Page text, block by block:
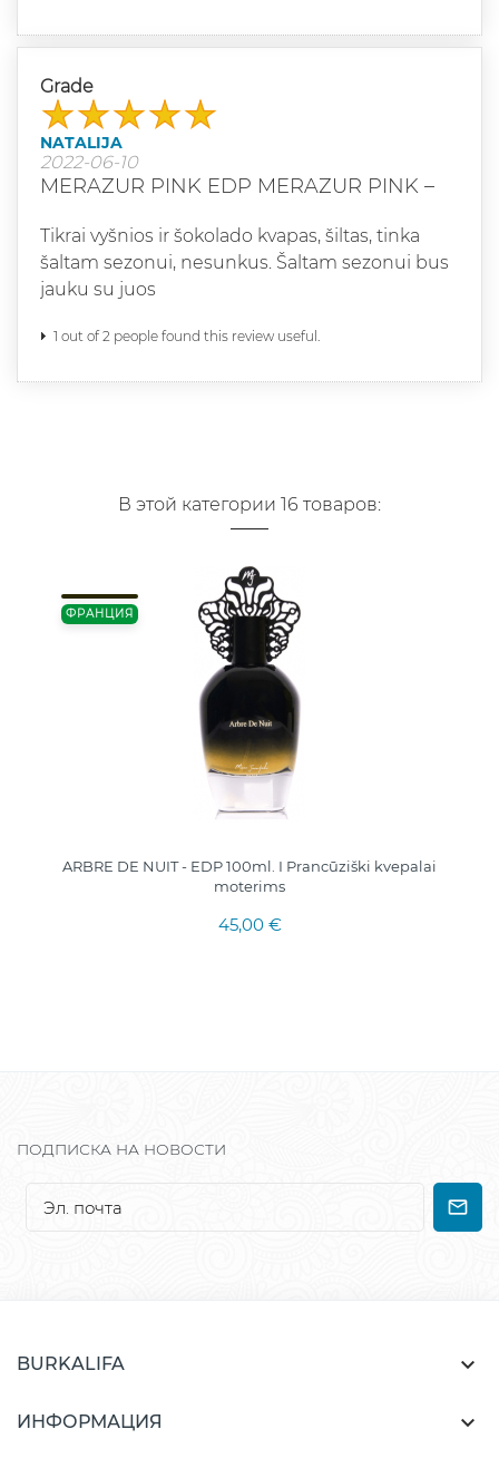
Grade
NATALIJA
2022-06-10
MERAZUR PINK EDP MERAZUR PINK –
Tikrai vyšnios ir šokolado kvapas, šiltas, tinka
šaltam sezonui, nesunkus. Šaltam sezonui bus
jauku su juos
1 out of 2 people found this review useful.
В этой категории 16 товаров:
ФРАНЦИЯ
ARBRE DE NUIT - EDP 100ml. I Prancūziški kvepalai
moterims
45,00 €
ПОДПИСКА НА НОВОСТИ
BURKALIFA 
ИНФОРМАЦИЯ 